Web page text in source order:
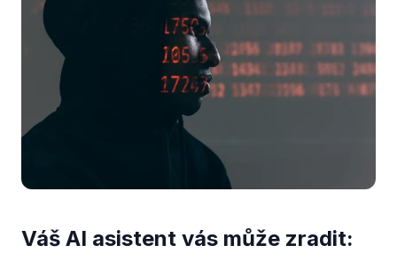
Váš AI asistent vás může zradit: